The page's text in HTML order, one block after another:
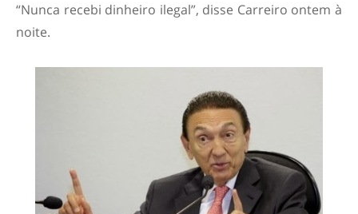
“Nunca recebi dinheiro ilegal”, disse Carreiro ontem à
noite.